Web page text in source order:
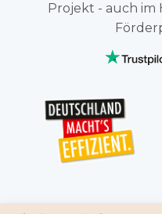
Projekt - auch im